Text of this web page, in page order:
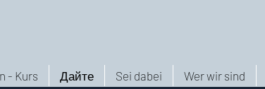
Wer wir sind
Sei dabei
Дайте
- Kurs